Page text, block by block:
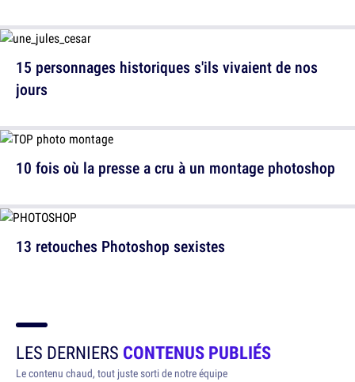
15 personnages historiques s'ils vivaient de nos
jours
13 retouches Photoshop sexistes
10 fois où la presse a cru à un montage photoshop
LES DERNIERS CONTENUS PUBLIÉS
Le contenu chaud, tout juste sorti de notre équipe